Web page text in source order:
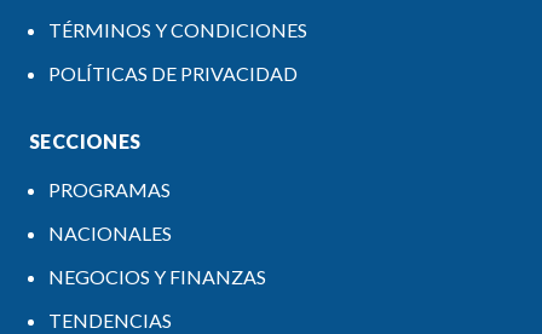
TÉRMINOS Y CONDICIONES
POLÍTICAS DE PRIVACIDAD
SECCIONES
PROGRAMAS
NACIONALES
NEGOCIOS Y FINANZAS
TENDENCIAS